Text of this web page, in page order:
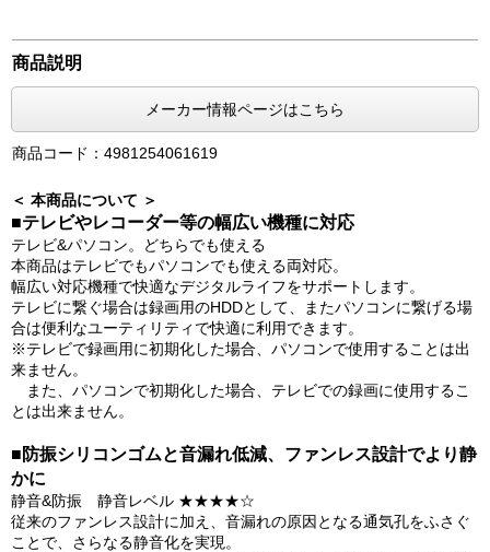
商品説明
メーカー情報ページはこちら
商品コード：4981254061619
＜ 本商品について ＞
■テレビやレコーダー等の幅広い機種に対応
テレビ&パソコン。どちらでも使える
本商品はテレビでもパソコンでも使える両対応。
幅広い対応機種で快適なデジタルライフをサポートします。
テレビに繋ぐ場合は録画用のHDDとして、またパソコンに繋げる場
合は便利なユーティリティで快適に利用できます。
※テレビで録画用に初期化した場合、パソコンで使用することは出
来ません。
また、パソコンで初期化した場合、テレビでの録画に使用するこ
とは出来ません。
■防振シリコンゴムと音漏れ低減、ファンレス設計でより静
かに
静音&防振 静音レベル ★★★★☆
従来のファンレス設計に加え、音漏れの原因となる通気孔をふさぐ
ことで、さらなる静音化を実現。